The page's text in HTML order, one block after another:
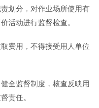
划分，对作业场所使用有
活动进行监督检查。
费用，不得接受用人单位
全监督制度，核查反映用
责任。